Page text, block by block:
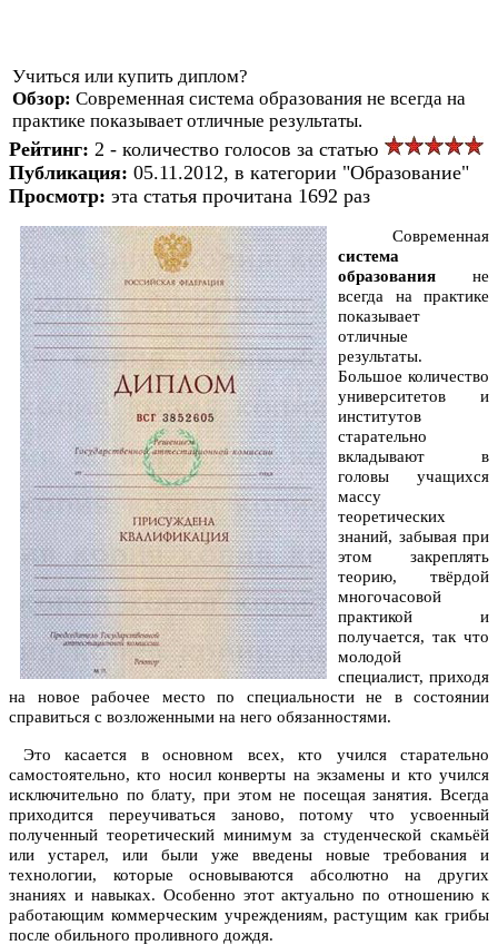
Учиться или купить диплом?
Обзор: Современная система образования не всегда на
практике показывает отличные результаты.
Рейтинг: 2 - количество голосов за статью
Публикация: 05.11.2012, в категории "Образование"
Просмотр: эта статья прочитана 1692 раз
Современная
система
образования не
всегда на практике
показывает
отличные
результаты.
Большое количество
университетов и
институтов
старательно
вкладывают в
головы учащихся
массу
теоретических
знаний, забывая при
этом закреплять
теорию, твёрдой
многочасовой
практикой и
получается, так что
молодой
специалист, приходя
на новое рабочее место по специальности не в состоянии
справиться с возложенными на него обязанностями.
Это касается в основном всех, кто учился старательно
самостоятельно, кто носил конверты на экзамены и кто учился
исключительно по блату, при этом не посещая занятия. Всегда
приходится переучиваться заново, потому что усвоенный
полученный теоретический минимум за студенческой скамьёй
или устарел, или были уже введены новые требования и
технологии, которые основываются абсолютно на других
знаниях и навыках. Особенно этот актуально по отношению к
работающим коммерческим учреждениям, растущим как грибы
после обильного проливного дождя.